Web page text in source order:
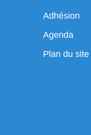
Adhésion
Agenda
Plan du site